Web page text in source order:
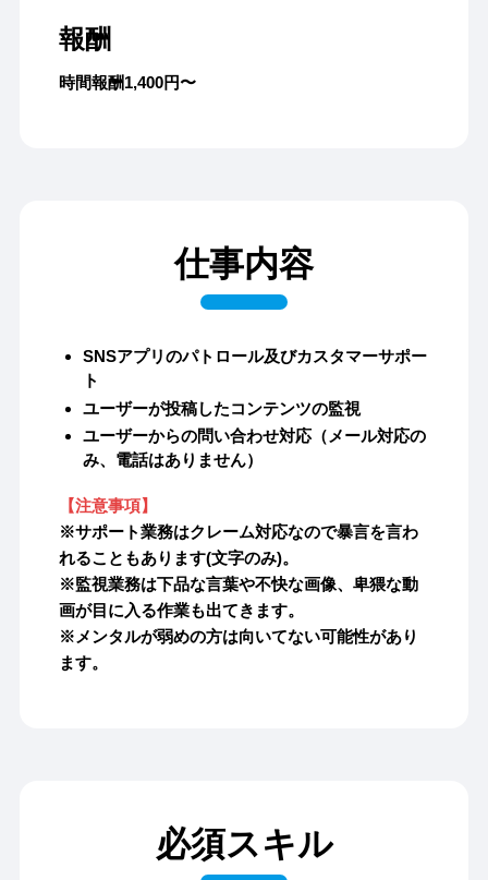
報酬
時間報酬1,400円〜
仕事内容
SNSアプリのパトロール及びカスタマーサポー
ト
ユーザーが投稿したコンテンツの監視
ユーザーからの問い合わせ対応（メール対応の
み、電話はありません）
【注意事項】
※サポート業務はクレーム対応なので暴言を言わ
れることもあります(文字のみ)。
※監視業務は下品な言葉や不快な画像、卑猥な動
画が目に入る作業も出てきます。
※メンタルが弱めの方は向いてない可能性があり
ます。
必須スキル